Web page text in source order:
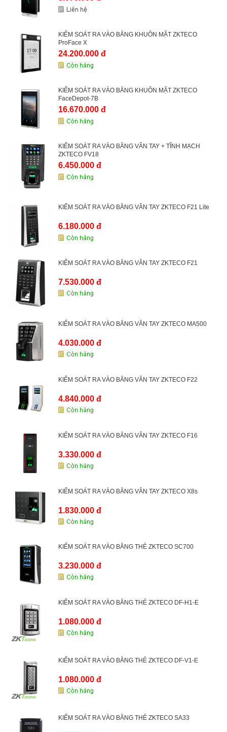
KIỂM SOÁT RA VÀO BẰNG KHUÔN MẶT ZKTECO
ProFace X
24.200.000 đ
KIỂM SOÁT RA VÀO BẰNG KHUÔN MẶT ZKTECO
FaceDepot-7B
16.670.000 đ
KIỂM SOÁT RA VÀO BẰNG VÂN TAY + TĨNH MẠCH
ZKTECO FV18
6.450.000 đ
KIỂM SOÁT RA VÀO BẰNG VÂN TAY ZKTECO F21 Lite
6.180.000 đ
KIỂM SOÁT RA VÀO BẰNG VÂN TAY ZKTECO F21
7.530.000 đ
KIỂM SOÁT RA VÀO BẰNG VÂN TAY ZKTECO MA500
4.030.000 đ
KIỂM SOÁT RA VÀO BẰNG VÂN TAY ZKTECO F22
4.840.000 đ
KIỂM SOÁT RA VÀO BẰNG VÂN TAY ZKTECO F16
3.330.000 đ
KIỂM SOÁT RA VÀO BẰNG VÂN TAY ZKTECO X8s
1.830.000 đ
KIỂM SOÁT RA VÀO BẰNG THẺ ZKTECO SC700
3.230.000 đ
KIỂM SOÁT RA VÀO BẰNG THẺ ZKTECO DF-H1-E
1.080.000 đ
KIỂM SOÁT RA VÀO BẰNG THẺ ZKTECO DF-V1-E
1.080.000 đ
KIỂM SOÁT RA VÀO BẰNG THẺ ZKTECO SA33